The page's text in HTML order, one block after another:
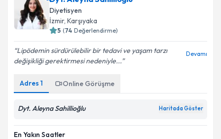
E-posta Adresiniz
Metni'ni okudum ve kişisel verilerimin belirtilen
kapsamda işlenmesini kabul ediyorum.
Diyetisyen
İzmir, Karşıyaka
5 (74 Değerlendirme)
Lipödemin sürdürülebilir bir tedavi ve yaşam tarzı
değişikliği gerektirmesi nedeniyle...
Devamı
Adres 1 Online Görüşme
Dyt. Aleyna Sahillioğlu Haritada Göster
En Yakın Saatler